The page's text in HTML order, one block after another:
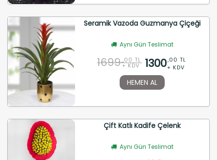
Seramik Vazoda Guzmanya Çiçeği
Aynı Gün Teslimat
1699 ,00 TL
+ KDV 1300,00 TL
+ KDV
HEMEN AL
Çift Katlı Kadife Çelenk
Aynı Gün Teslimat